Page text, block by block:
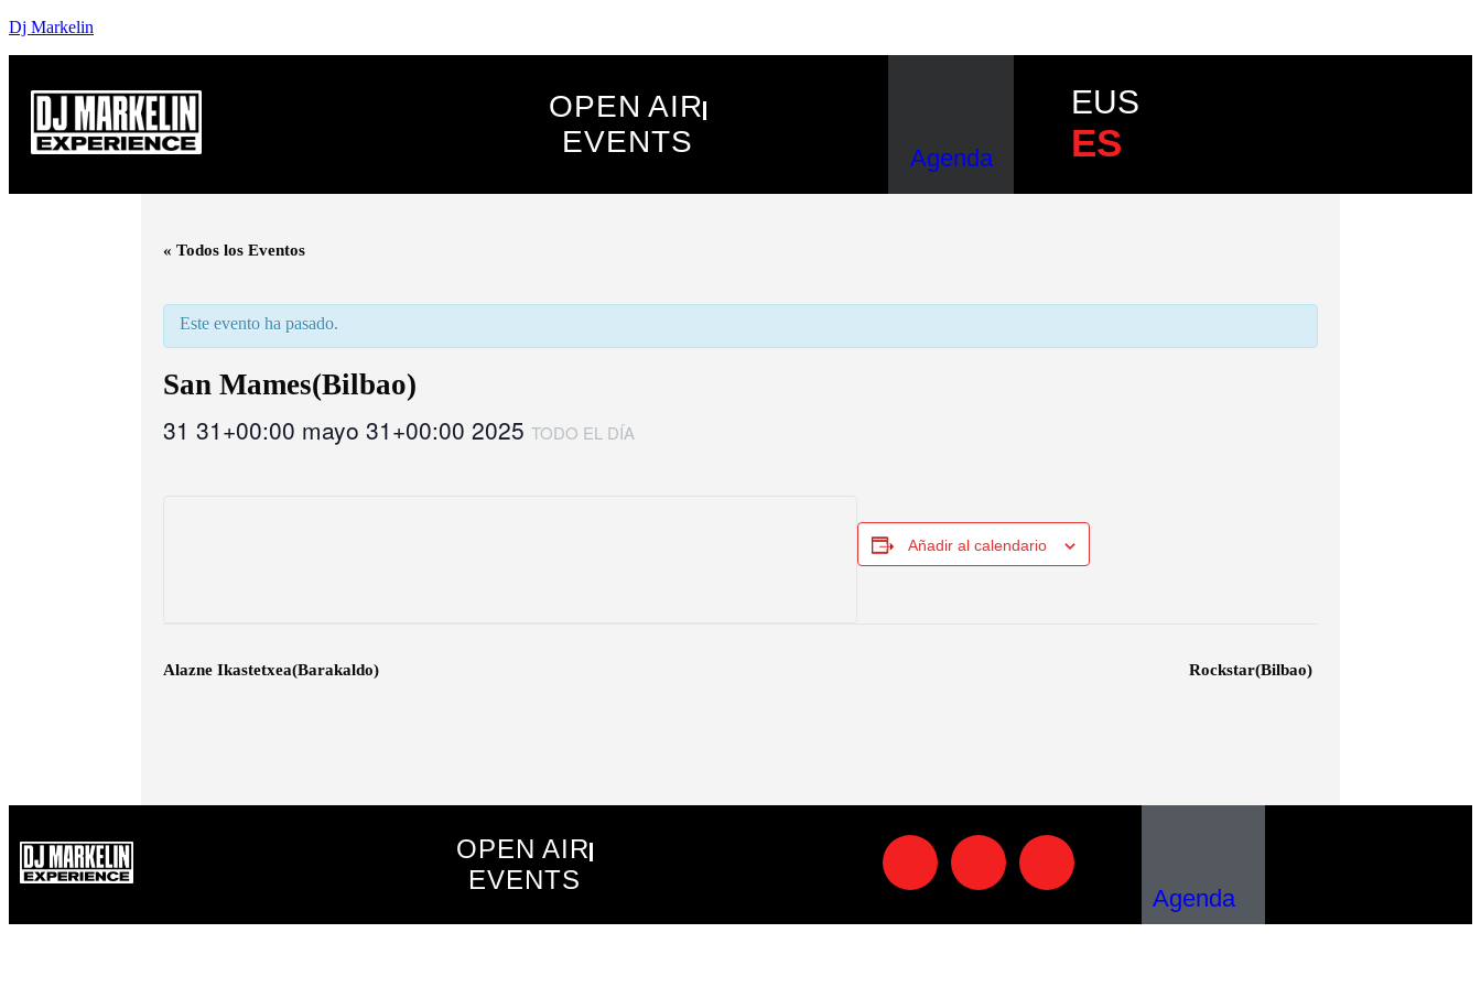
Dj Markelin
OPEN AIR
EVENTS
Agenda
EUS
ES
« Todos los Eventos
Este evento ha pasado.
San Mames(Bilbao)
31 31+00:00 mayo 31+00:00 2025 TODO EL DÍA
Añadir al calendario
Navegación
Alazne Ikastetxea(Barakaldo) Rockstar(Bilbao)
OPEN AIR
EVENTS
Agenda